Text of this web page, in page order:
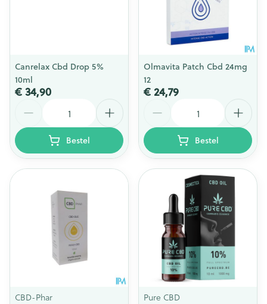
Canrelax Cbd Drop 5%
10ml
€ 34,90
Bestel
Olmavita Patch Cbd 24mg
12
€ 24,79
Bestel
CBD-Phar Pure CBD